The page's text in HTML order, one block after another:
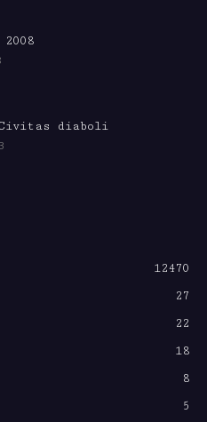
Civitas diaboli
12470
27
22
18
8
5